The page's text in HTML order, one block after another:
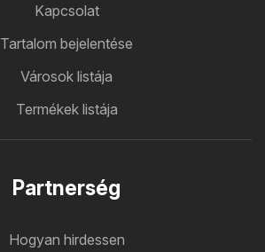
Kapcsolat
Tartalom bejelentése
Városok listája
Termékek listája
Partnerség
Hogyan hirdessen